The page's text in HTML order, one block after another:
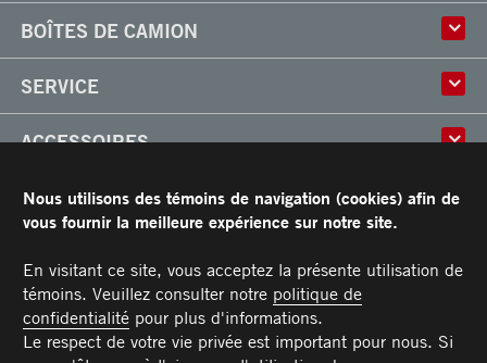
Culture
Usine
Partenaire
Carrières
BOÎTES DE CAMION
Classik
X-Treme
Boîtes réfrigérées
Arctik
SERVICE
Réparation et installation
Pièces
ACCESSOIRES
Toits
Planchers
Barres d'attaches
Éclairages
Poignées
RESSOURCES
Garantie limitée de Transit
Manuel du propriétaire et Procédures d’entretien recommandées
NOUS JOINDRE
Téléphone : 514 382-0104
Sans frais :1 877 382-0104
Télécopieur :514 383-5636
Pièces :PIECES@TRANSIT.CA
Service :SERVICE@TRANSIT.CA
Ventes :VENTES@TRANSIT.CA
3600, boulevard Industriel
Nous utilisons des témoins de navigation (cookies) afin de
vous fournir la meilleure expérience sur notre site.
En visitant ce site, vous acceptez la présente utilisation de
témoins. Veuillez consulter notre politique de
confidentialitépour plus d'informations.
Le respect de votre vie privée est important pour nous. Si